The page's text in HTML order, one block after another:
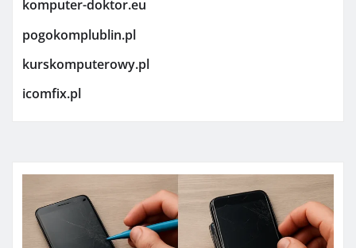
komputer-doktor.eu
pogokomplublin.pl
kurskomputerowy.pl
icomfix.pl